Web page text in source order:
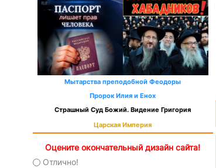
Мытарства преподобной Феодоры
Пророк Илия и Енох
Страшный Суд Божий. Видение Григория
Царская Империя
Оцените окончательный дизайн сайта!
Отлично!